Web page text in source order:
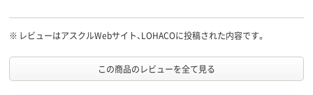
る事ができました。（スタッフ間ではもっと良い匂いが良いと言わ
れましたが、私的には十分かと思われます）
※ レビューはアスクルWebサイト、LOHACOに投稿された内容です。
この商品のレビューを全て見る